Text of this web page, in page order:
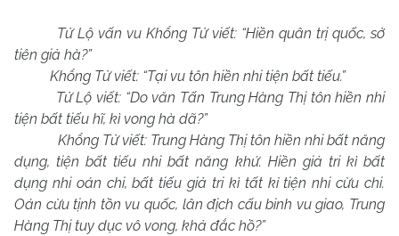
Tử Lộ vấn vu Khổng Tử viết: “Hiền quân trị quốc, sở
tiên giả hà?”
Khổng Tử viết: “Tại vu tôn hiền nhi tiện bất tiếu.”
Tử Lộ viết: “Do văn Tấn Trung Hàng Thị tôn hiền nhi
tiện bất tiếu hĩ, kì vong hà dã?”
Khổng Tử viết: Trung Hàng Thị tôn hiền nhi bất năng
dụng, tiện bất tiếu nhi bất năng khứ. Hiền giả tri kì bất
dụng nhi oán chi, bất tiếu giả tri kì tất kỉ tiện nhi cừu chi.
Oán cừu tịnh tồn vu quốc, lân địch cấu binh vu giao, Trung
Hàng Thị tuy dục vô vong, khả đắc hồ?”